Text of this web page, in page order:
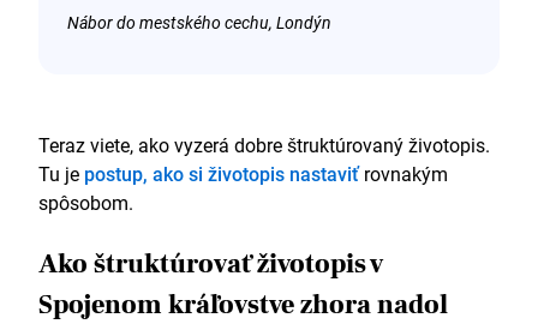
Nábor do mestského cechu, Londýn
popredné finančné inštitúcie so sídlom v City of
London a v zahraničí.
Dosiahol som vynikajúcu spätnú väzbu od
náborových manažérov, pričom miera spokojnosti s
Starostlivo priraďoval kandidátov k požiadavkám
klienta prostredníctvom starostlivej komunikácie a
úprimného hodnotenia.
Teraz viete, ako vyzerá dobre štruktúrovaný životopis.
Tu je postup, ako si životopis nastaviťrovnakým
spôsobom.
Ako štruktúrovať životopis v
Spojenom kráľovstve zhora nadol